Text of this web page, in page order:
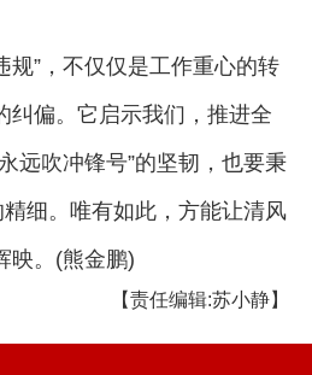
规”，不仅仅是工作重心的转
纠偏。它启示我们，推进全
远吹冲锋号”的坚韧，也要秉
精细。唯有如此，方能让清风
映。(熊金鹏)
【责任编辑:苏小静】